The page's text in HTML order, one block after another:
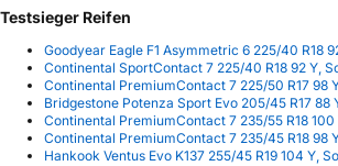
Testsieger Reifen
Goodyear Eagle F1 Asymmetric 6 225/40 R18
Continental SportContact 7 225/40 R18 92 Y,
Continental PremiumContact 7 225/50 R17 98
Bridgestone Potenza Sport Evo 205/45 R17 88
Continental PremiumContact 7 235/55 R18
Continental PremiumContact 7 235/45 R18 98
Hankook Ventus Evo K137 255/45 R19 104 Y,